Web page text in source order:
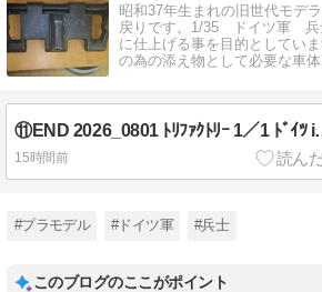
昭和37年生まれの旧世代モデ
戻りです。1/35 ドイツ軍 兵
に仕上げる事を目的としてい
の為の添え物として必要な車体
⑪END 2026_0801 ﾄﾘﾌ
15時間前
#プラモデル #ドイツ軍 #兵士
このブログのここがポイント